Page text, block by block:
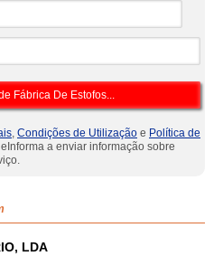
, Condições de Utilização e Política de
a enviar informação sobre
LDA